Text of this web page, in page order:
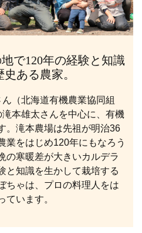
で120年の経験と知識
ある農家。
（北海道有機農業協同組
本雄太さんを中心に、有機
。滝本農場は先祖が明治36
業をはじめ120年にもなろう
の寒暖差が大きいカルデラ
と知識を生かして栽培する
ちゃは、プロの料理人をは
ています。